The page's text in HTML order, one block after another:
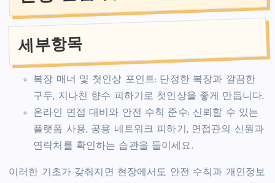
세부항목
복장 매너 및 첫인상 포인트: 단정한 복장과 깔끔한
구두, 지나친 향수 피하기로 첫인상을 좋게 만듭니다.
온라인 면접 대비와 안전 수칙 준수: 신뢰할 수 있는
플랫폼 사용, 공용 네트워크 피하기, 면접관의 신원과
연락처를 확인하는 습관을 들이세요.
이러한 기초가 갖춰지면 현장에서도 안전 수칙과 개인정보